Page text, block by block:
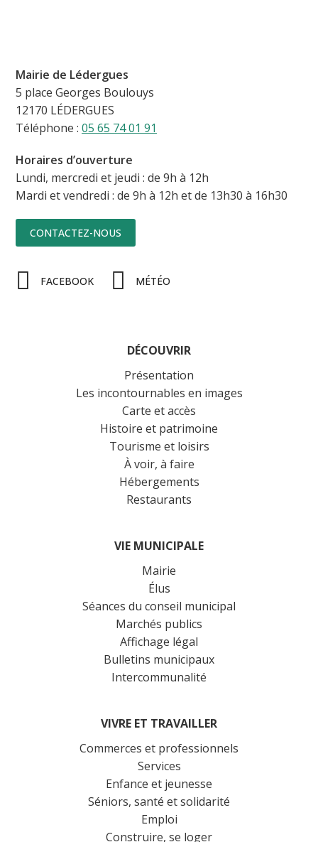
Mairie de Lédergues
5 place Georges Boulouys
12170 LÉDERGUES
Téléphone : 05 65 74 01 91
Horaires d’ouverture
Lundi, mercredi et jeudi : de 9h à 12h
Mardi et vendredi : de 9h à 12h et de 13h30 à 16h30
CONTACTEZ-NOUS
FACEBOOK MÉTÉO
DÉCOUVRIR
Présentation
Les incontournables en images
Carte et accès
Histoire et patrimoine
Tourisme et loisirs
À voir, à faire
Hébergements
Restaurants
VIE MUNICIPALE
Mairie
Élus
Séances du conseil municipal
Marchés publics
Affichage légal
Bulletins municipaux
Intercommunalité
VIVRE ET TRAVAILLER
Commerces et professionnels
Services
Enfance et jeunesse
Séniors, santé et solidarité
Emploi
Construire, se loger